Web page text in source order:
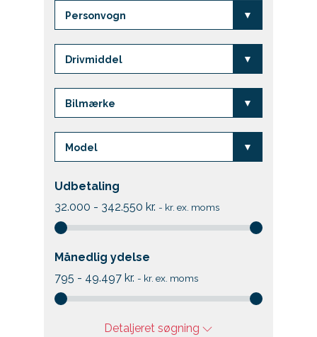
Varebiler
Workshop
Events
Kundefordele
Skift til os
Udbetaling
32.000 - 342.550 kr. - kr. ex. moms
Månedlig ydelse
795 - 49.497kr. - kr. ex. moms
Detaljeret søgning